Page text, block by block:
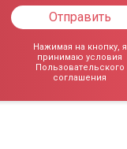
Отправить
Нажимая на кнопку, я
принимаю условия
Пользовательского
соглашения